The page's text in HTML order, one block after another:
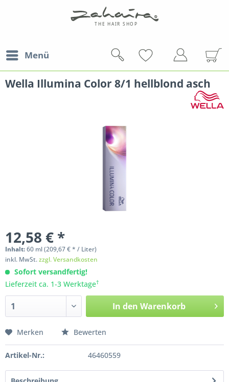
Menü
Wella Illumina Color 8/1 hellblond asch
12,58 € *
Inhalt:60 ml(209,67 € * / Liter)
inkl. MwSt.zzgl. Versandkosten
Sofort versandfertig!
Lieferzeit ca. 1-3 Werktage†
In den Warenkorb
Merken Bewerten
Artikel-Nr.: 46460559